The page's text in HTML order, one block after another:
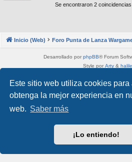
Este sitio web utiliza cookies para
obtenga la mejor experiencia en
web. Saber más
¡Lo entiendo!
Se encontraron 2 coincidencias
Inicio (Web) Foro Punta de Lanza
Desarrollado por phpBB® Forum
Style por Arty &
Privacidad|